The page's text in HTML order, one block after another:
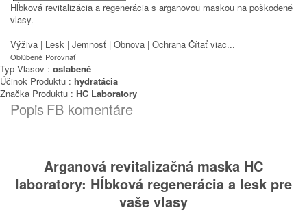
Hĺbková revitalizácia a regenerácia s arganovou maskou na poškodené
vlasy.
Výživa | Lesk | Jemnosť | Obnova | Ochrana Čítať viac...
Obľúbené Porovnať
Typ Vlasov : oslabené
Účinok Produktu : hydratácia
Značka Produktu : HC Laboratory
Popis FB komentáre
Arganová revitalizačná maska HC
laboratory: Hĺbková regenerácia a lesk pre
vaše vlasy